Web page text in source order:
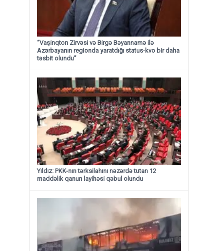
“Vaşinqton Zirvəsi və Birgə Bəyannamə ilə
Azərbayanın regionda yaratdığı status-kvo bir daha
təsbit olundu”
Yıldız: PKK-nın tərksilahını nəzərdə tutan 12
maddəlik qanun layihəsi qəbul olundu ​​​​​​​